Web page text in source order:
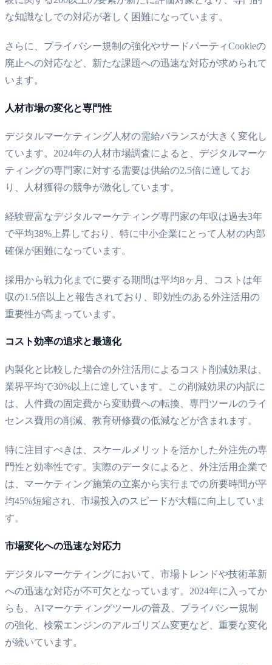
な知識なしでの対応が著しく困難になっています。
さらに、プライバシー規制の強化やサードパーティCookieの
廃止への対応など、新たな課題への迅速な対応が求められて
います。
人材市場の変化と専門性
デジタルマーケティング人材の需給バランスが大きく変化し
ています。2024年の人材市場調査によると、デジタルマーケ
ティングの専門家に対する需要は供給の2.5倍に達してお
り、人材獲得の競争が激化しています。
経験豊富なデジタルマーケティング専門家の年収は過去3年
で平均38%上昇しており、特に中小企業にとって人材の内部
確保が困難になっています。
採用から戦力化までに要する期間は平均8ヶ月、コストは年
収の1.5倍以上と報告されており、即効性のある外注活用の
重要性が高まっています。
コスト効率の追求と最適化
内製化と比較した場合の外注活用によるコスト削減効果は、
業界平均で30%以上に達しています。この削減効果の内訳に
は、人件費の固定費から変動費への転換、専門ツールのライ
センス費用の削減、教育研修費の低減などが含まれます。
特に注目すべきは、スケールメリットを活かした外注先の専
門性と効率性です。実際のデータによると、外注活用企業で
は、マーケティング施策の立案から実行までの所要時間が平
均45%短縮され、市場投入のスピードが大幅に向上していま
す。
市場変化への迅速な対応力
デジタルマーケティングにおいて、市場トレンドや技術革新
への迅速な対応が不可欠となっています。2024年に入ってか
らも、AIマーケティングツールの普及、プライバシー規制
の強化、検索エンジンのアルゴリズム変更など、重要な変化
が続いています。